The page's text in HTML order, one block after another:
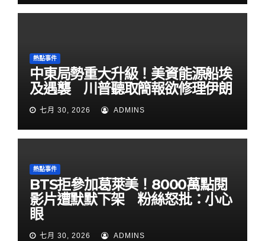
熱點事件
中東局勢重大升級！美資能源船埃
及遇襲 川普聽取簡報欲修理伊朗
七月 30, 2026 ADMINS
熱點事件
BTS拒參加葛萊美！8000萬點閱
影片遭默默下架 粉絲怒批：小心
眼
七月 30, 2026 ADMINS